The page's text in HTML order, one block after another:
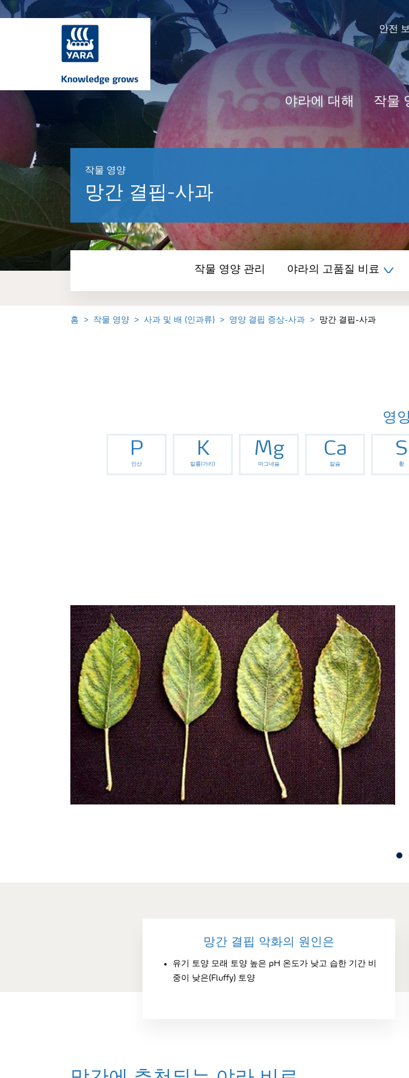
안전
야라에 대해 작물
작물 영양
망간 결핍-사과
작물 영양 관리 야라의 고품질 비료
홈 작물 영양 사과 및 배 (인과류) 영양 결핍 증상-사과 망간 결핍-사과
영
P
인산
K
칼륨(가리)
Mg
마그네슘
Ca
칼슘
S
황
망간 결핍 악화의 원인은
유기 토양 모래 토양 높은 pH 온도가 낮고 습한 기간 비
중이 낮은(Fluffy) 토양